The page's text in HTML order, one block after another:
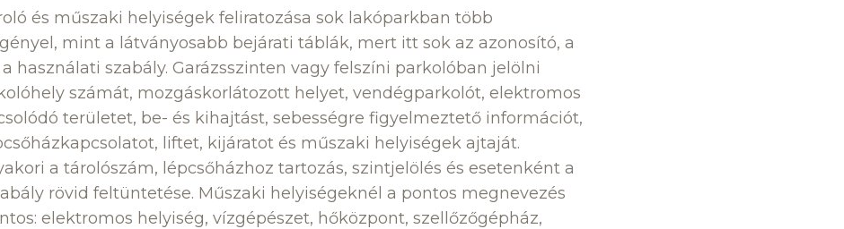
és műszaki helyiségek feliratozása sok lakóparkban több
mint a látványosabb bejárati táblák, mert itt sok az azonosító, a
használati szabály. Garázsszinten vagy felszíni parkolóban jelölni
számát, mozgáskorlátozott helyet, vendégparkolót, elektromos
területet, be- és kihajtást, sebességre figyelmeztető információt,
liftet, kijáratot és műszaki helyiségek ajtaját.
a tárolószám, lépcsőházhoz tartozás, szintjelölés és esetenként a
rövid feltüntetése. Műszaki helyiségeknél a pontos megnevezés
elektromos helyiség, vízgépészet, hőközpont, szellőzőgépház,